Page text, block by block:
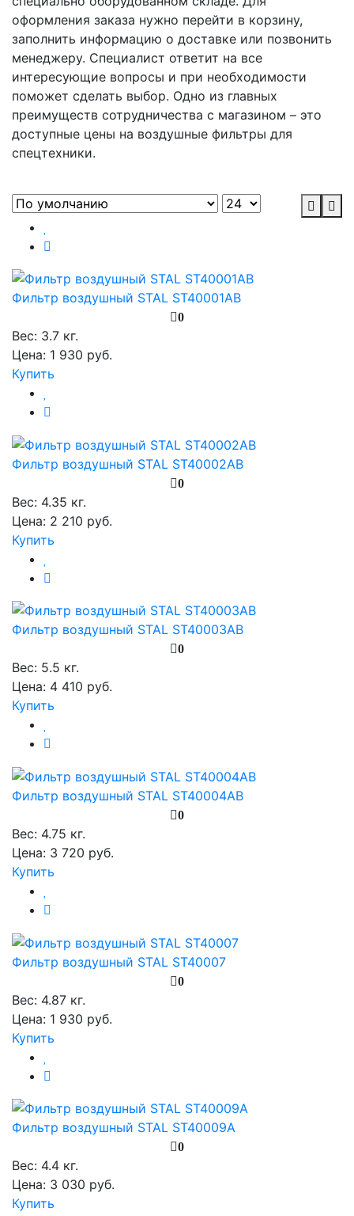
оформления заказа нужно перейти в корзину,
заполнить информацию о доставке или позвонить
менеджеру. Специалист ответит на все
интересующие вопросы и при необходимости
поможет сделать выбор. Одно из главных
преимуществ сотрудничества с магазином – это
доступные цены на воздушные фильтры для
спецтехники.
Фильтр воздушный STAL ST40001AB
0
Вес: 3.7 кг.
Цена: 1 930 руб.
Купить
Фильтр воздушный STAL ST40002AB
0
Вес: 4.35 кг.
Цена: 2 210 руб.
Купить
Фильтр воздушный STAL ST40003AB
0
Вес: 5.5 кг.
Цена: 4 410 руб.
Купить
Фильтр воздушный STAL ST40004AB
0
Вес: 4.75 кг.
Цена: 3 720 руб.
Купить
Фильтр воздушный STAL ST40007
0
Вес: 4.87 кг.
Цена: 1 930 руб.
Купить
Фильтр воздушный STAL ST40009A
0
Вес: 4.4 кг.
Цена: 3 030 руб.
Купить